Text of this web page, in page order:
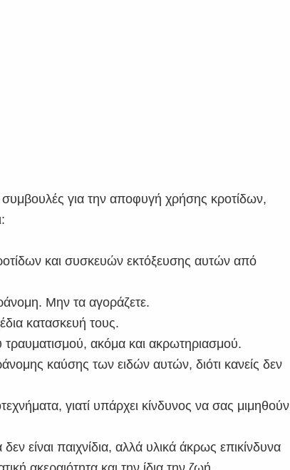
για την αποφυγή χρήσης κροτίδων,
και συσκευών εκτόξευσης αυτών από
Μην τα αγοράζετε.
κατασκευή τους.
ακόμα και ακρωτηριασμού.
καύσης των ειδών αυτών, διότι κανείς δεν
γιατί υπάρχει κίνδυνος να σας μιμηθούν
είναι παιχνίδια, αλλά υλικά άκρως επικίνδυνα